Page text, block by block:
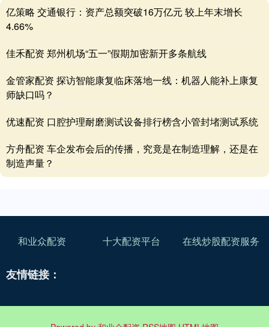
亿策略 交通银行：资产总额突破16万亿元 较上年末增长
4.66%
佳禾配资 郑州机场“五一”假期加密新开多条航线
金管家配资 探访智能康复临床落地一线：机器人能补上康复
师缺口吗？
优速配资 口腔护理耐磨测试设备排行榜含小管封堵测试系统
方舟配资 车企发布会后的传播，究竟是在制造理解，还是在
制造声量？
和业众配资 十大配资平台 在线炒股配资服务
友情链接：